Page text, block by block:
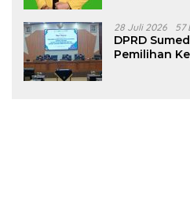
28 Juli 2026 57
DPRD
Pemilihan